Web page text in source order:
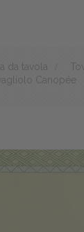
da tavola
Canopée